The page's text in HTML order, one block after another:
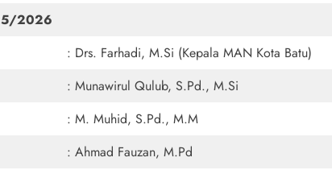
2026
: Drs. Farhadi, M.Si (Kepala MAN Kota Batu)
: Munawirul Qulub, S.Pd., M.Si
: M. Muhid, S.Pd., M.M
: Ahmad Fauzan, M.Pd